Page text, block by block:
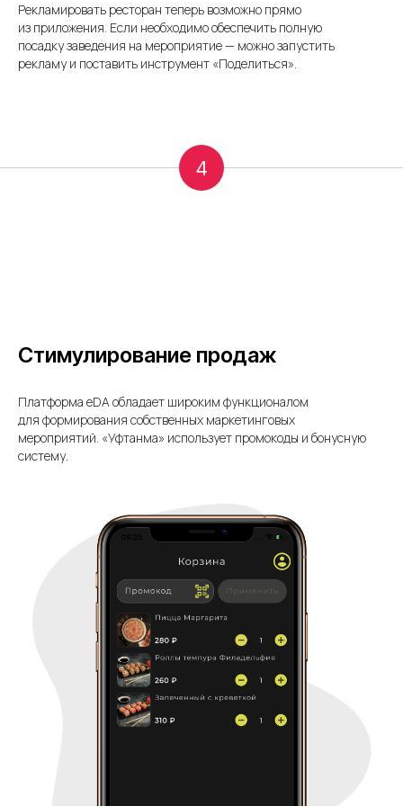
Рекламировать ресторан теперь возможно прямо
из приложения. Если необходимо обеспечить полную
посадку заведения на мероприятие — можно запустить
рекламу и поставить инструмент «Поделиться».
4
Стимулирование продаж
Платформа eDA обладает широким функционалом
для формирования собственных маркетинговых
мероприятий. «Уфтанма» использует промокоды и бонусную
систему.